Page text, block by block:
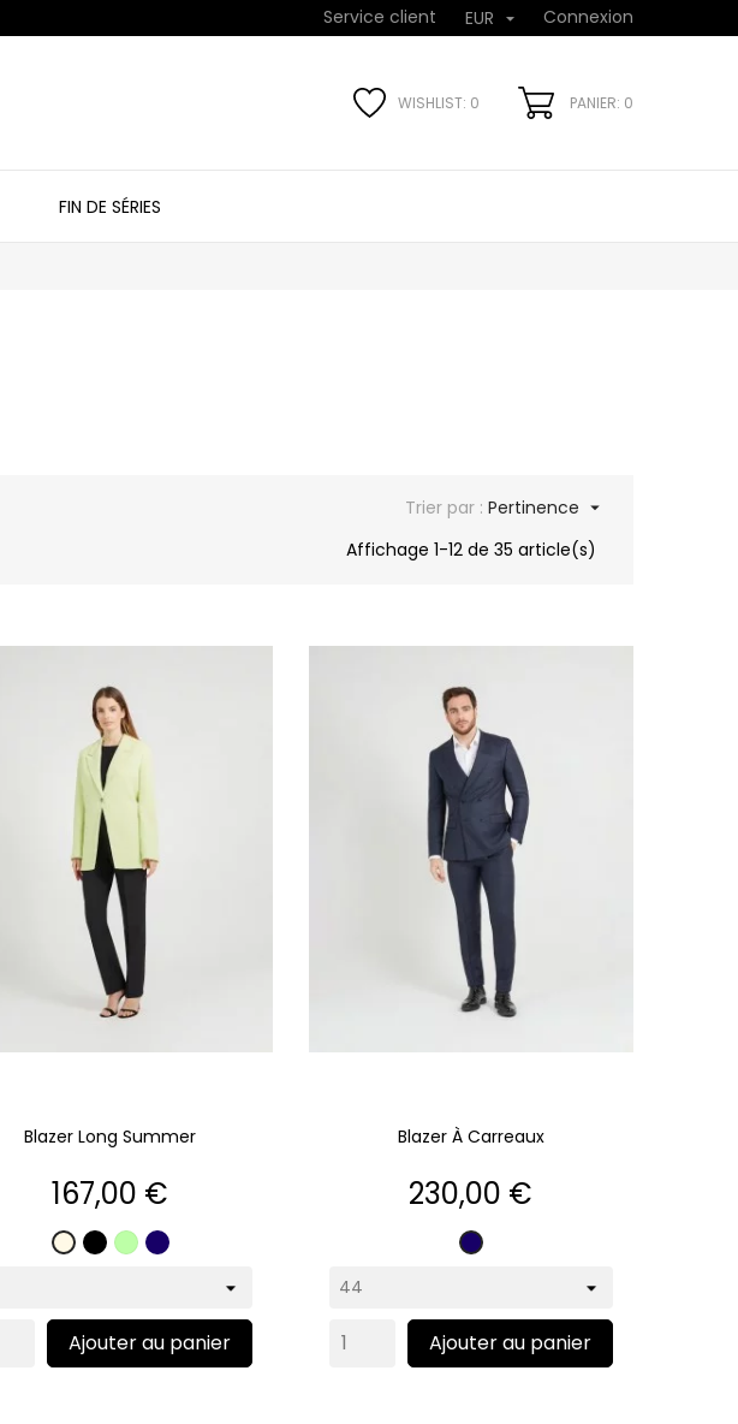
Service client EUR  Connexion
WISHLIST: 0 PANIER: 0
FIN DE SÉRIES
Trier par : Pertinence 
Affichage 1-12 de 35 article(s)
Blazer Long Summer
Prix
167,00 €
ÉcruNoirPistache
Marine
Ajouter au panier
Blazer À Carreaux
Prix
230,00 €
Marine
Ajouter au panier